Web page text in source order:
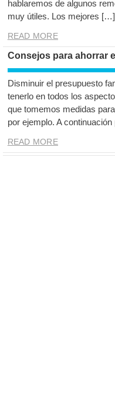
hablaremos de algunos
muy útiles. Los mejores […]
READ MORE
Consejos para ahorrar
Disminuir el presupuesto
tenerlo en todos los
que tomemos medidas
por ejemplo. A
READ MORE